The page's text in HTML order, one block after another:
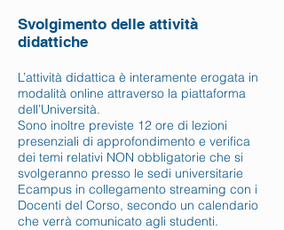
Svolgimento delle attività
didattiche
L’attività didattica è interamente erogata in
modalità online attraverso la piattaforma
dell’Università.
Sono inoltre previste 12 ore di lezioni
presenziali di approfondimento e verifica
dei temi relativi NON obbligatorie che si
svolgeranno presso le sedi universitarie
Ecampus in collegamento streaming con i
Docenti del Corso, secondo un calendario
che verrà comunicato agli studenti.